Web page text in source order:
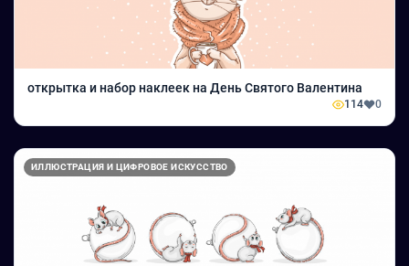
открытка и набор наклеек на День Святого Валентина
114 0
ИЛЛЮСТРАЦИЯ И ЦИФРОВОЕ ИСКУССТВО